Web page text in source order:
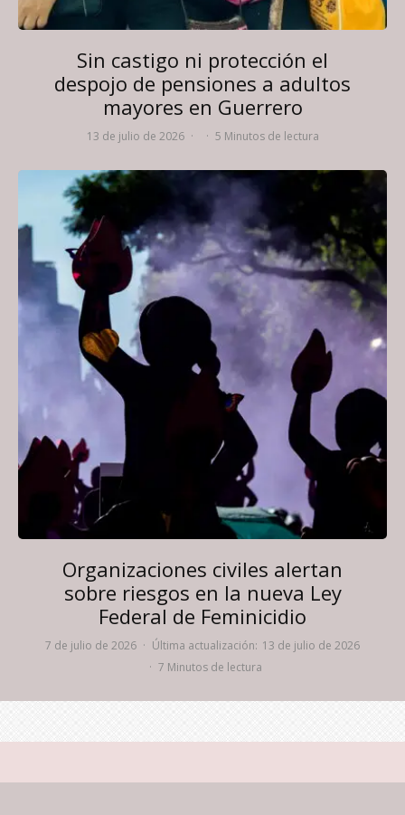
Sin castigo ni protección el
despojo de pensiones a adultos
mayores en Guerrero
13 de julio de 2026 · · 5 Minutos de lectura
Organizaciones civiles alertan
sobre riesgos en la nueva Ley
Federal de Feminicidio
7 de julio de 2026 · Última actualización: 13 de julio de 2026
· 7 Minutos de lectura